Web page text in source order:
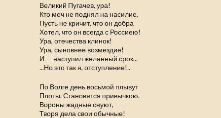
Великий Пугачев, ура!
Кто меч не поднял на насилие,
Пусть не кричит, что он добра
Хотел, что он всегда с Россиею!
Ура, отечества клинок!
Ура, сыновнее возмездие!
И — наступил желанный срок...
...Но это так я, отступление!..
По Волге день восьмой плывут
Плоты. Становятся привычкою.
Вороны жадные снуют,
Творя дела свои обычные!